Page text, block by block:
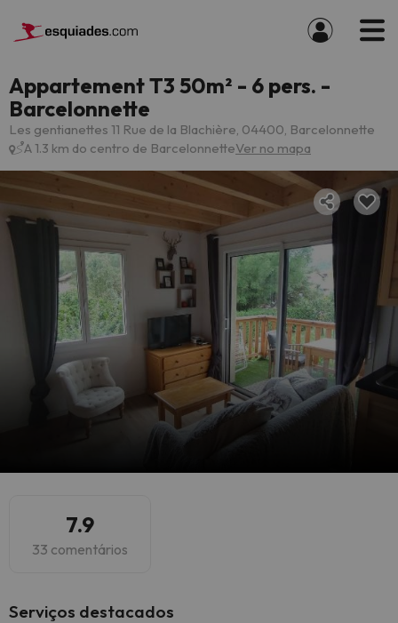
Appartement T3 50m² - 6 pers. -
Barcelonnette
Les gentianettes 11 Rue de la Blachière, 04400, Barcelonnette
A 1.3 km do centro de BarcelonnetteVer no mapa
7.9
33 comentários
Serviços destacados